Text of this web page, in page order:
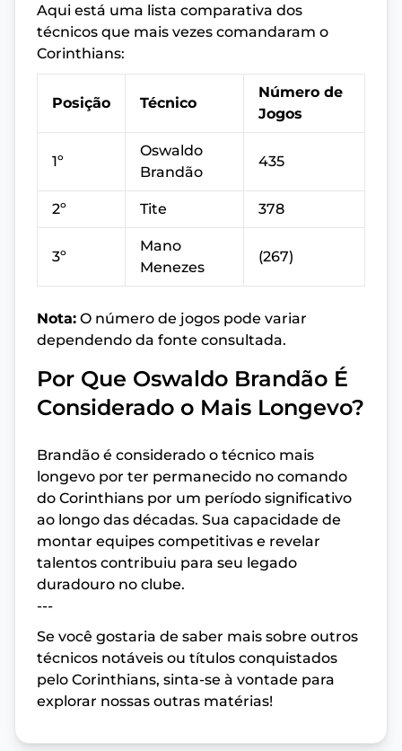
Aqui está uma lista comparativa dos
técnicos que mais vezes comandaram o
Corinthians:
Posição Técnico
Número de
Jogos
1º
Oswaldo
Brandão
435
2º Tite 378
3º
Mano
Menezes
(267)
Nota: O número de jogos pode variar
dependendo da fonte consultada.
Por Que Oswaldo Brandão É
Considerado o Mais Longevo?
Brandão é considerado o técnico mais
longevo por ter permanecido no comando
do Corinthians por um período significativo
ao longo das décadas. Sua capacidade de
montar equipes competitivas e revelar
talentos contribuiu para seu legado
duradouro no clube.
---
Se você gostaria de saber mais sobre outros
técnicos notáveis ou títulos conquistados
pelo Corinthians, sinta-se à vontade para
explorar nossas outras matérias!